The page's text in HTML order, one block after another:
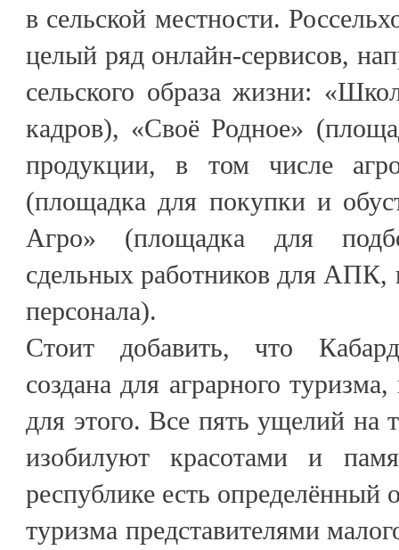
в сельской местности.
целый ряд онлайн-сервисов,
сельского образа жизни:
кадров), «Своё Родное»
продукции, в том числе
(площадка для покупки и
Агро» (площадка для
сдельных работников для АПК,
персонала).
Стоит добавить, что
создана для аграрного
для этого. Все пять ущелий на
изобилуют красотами и
республике есть определённый
туризма представителями